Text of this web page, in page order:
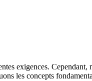
exigences. Cependant,
les concepts